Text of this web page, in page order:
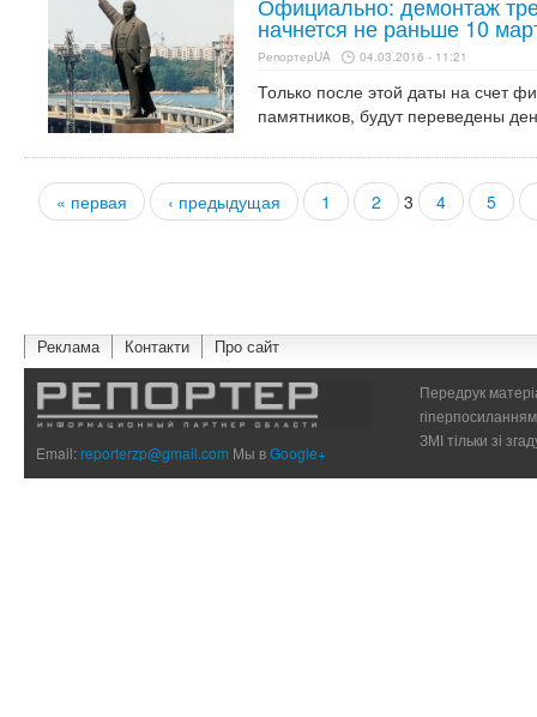
начнется не раньше 10
РепортерUA 04.03.2016 - 11:21
Только после этой даты на счет
памятников, будут переведены
Страницы
« первая ‹ предыдущая 1 2 3 4 5
Реклама Контакти Про сайт
Email:reporterzp@gmail.com Мы вGoogle+
Передрук
ЗМІ тільки зі